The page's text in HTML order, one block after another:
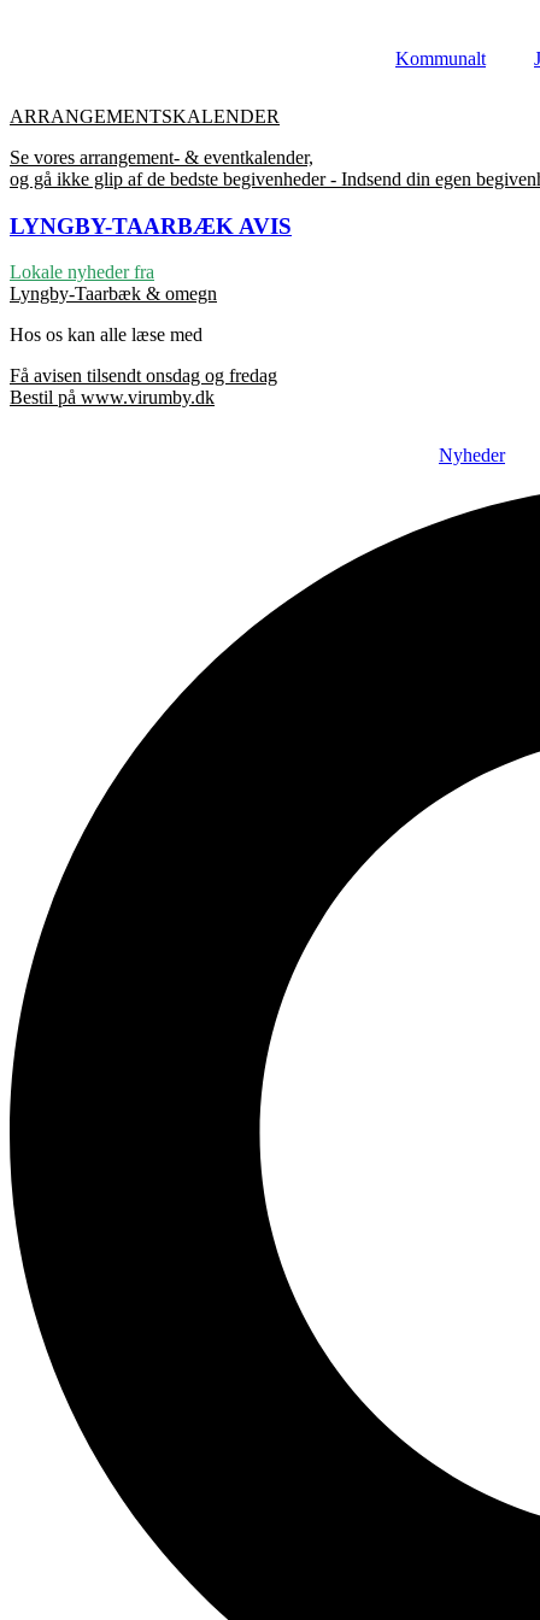
Kommunalt
ARRANGEMENTSKALENDER
Se vores arrangement- & eventkalender,
og gå ikke glip af de bedste begivenheder - Indsend din egen
LYNGBY-TAARBÆK AVIS
Lokale nyheder fra
Lyngby-Taarbæk & omegn
Hos os kan alle læse med
Få avisen tilsendt onsdag og fredag
Bestil på www.virumby.dk
Nyheder